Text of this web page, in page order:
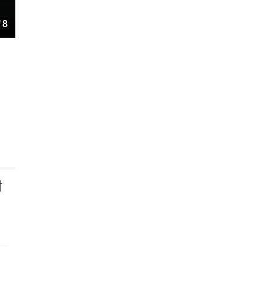
年度游戏桂冠
8